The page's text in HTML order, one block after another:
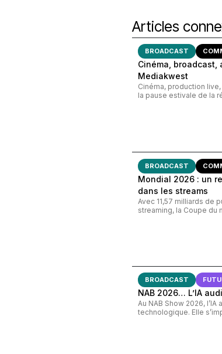
Articles
BROADCAST
Cinéma, broadcast,
Mediakwest
Cinéma, production
la pause estivale de la
BROADCAST
Mondial 2026 : un
dans les streams
Avec 11,57 milliards de
streaming, la Coupe du
BROADCAST
NAB 2026… L’IA
Au NAB Show 2026,
technologique. Elle